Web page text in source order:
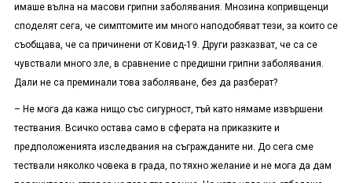
имаше вълна на масови грипни заболявания. Мнозина копривщенци
споделят сега, че симптомите им много наподобяват тези, за които се
съобщава, че са причинени от Ковид-19. Други разказват, че са се
чувствали много зле, в сравнение с предишни грипни заболявания.
Дали не са преминали това заболяване, без да разберат?
– Не мога да кажа нищо със сигурност, тъй като нямаме извършени
тествания. Всичко остава само в сферата на приказките и
предположенията изследвания на съгражданите ни. До сега сме
тествали няколко човека в града, по тяхно желание и не мога да дам